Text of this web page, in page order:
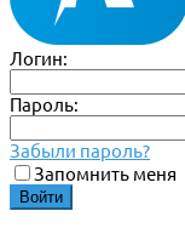
Логин:
Пароль:
Забыли пароль?
Запомнить меня